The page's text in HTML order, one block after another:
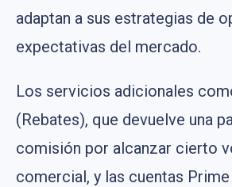
adaptan a sus estrategias de
expectativas del mercado.
Los servicios adicionales
(Rebates), que devuelve una
comisión por alcanzar cierto
comercial, y las cuentas